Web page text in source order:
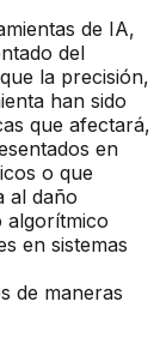
de IA,
del
la precisión,
han sido
que afectará,
en
o que
al daño
algorítmico
en sistemas
de maneras